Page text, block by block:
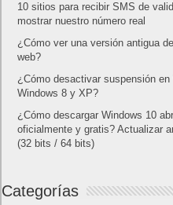
10 sitios para recibir SMS de
mostrar nuestro número real
¿Cómo ver una versión antigua
web?
¿Cómo desactivar suspensión en
Windows 8 y XP?
¿Cómo descargar Windows 10
oficialmente y gratis? Actualizar
(32 bits / 64 bits)
Categorías